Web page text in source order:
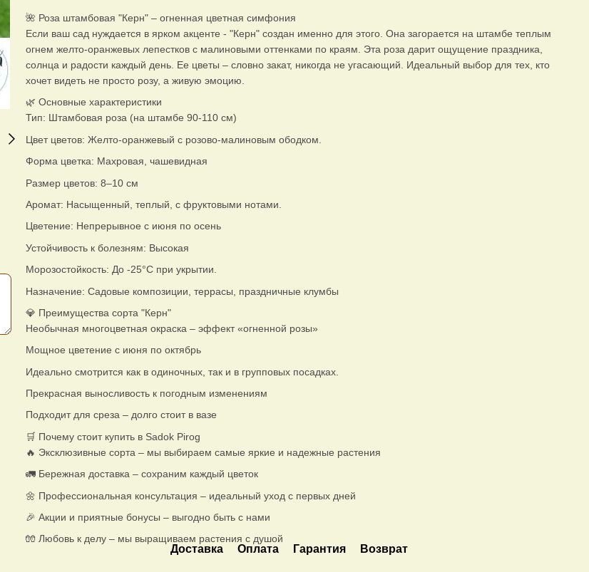
🌺 Роза штамбовая "Керн" – огненная цветная симфония
Если ваш сад нуждается в ярком акценте - "Керн" создан именно для этого. Она загорается на штамбе теплым
огнем желто-оранжевых лепестков с малиновыми оттенками по краям. Эта роза дарит ощущение праздника,
солнца и радости каждый день. Ее цветы – словно закат, никогда не угасающий. Идеальный выбор для тех, кто
хочет видеть не просто розу, а живую эмоцию.
🌿 Основные характеристики
Тип: Штамбовая роза (на штамбе 90-110 см)
Цвет цветов: Желто-оранжевый с розово-малиновым ободком.
Форма цветка: Махровая, чашевидная
Размер цветов: 8–10 см
Аромат: Насыщенный, теплый, с фруктовыми нотами.
Цветение: Непрерывное с июня по осень
Устойчивость к болезням: Высокая
Морозостойкость: До -25°C при укрытии.
Назначение: Садовые композиции, террасы, праздничные клумбы
💎 Преимущества сорта "Керн"
Необычная многоцветная окраска – эффект «огненной розы»
Мощное цветение с июня по октябрь
Идеально смотрится как в одиночных, так и в групповых посадках.
Прекрасная выносливость к погодным изменениям
Подходит для среза – долго стоит в вазе
🛒 Почему стоит купить в Sadok Pirog
🔥 Эксклюзивные сорта – мы выбираем самые яркие и надежные растения
🚛 Бережная доставка – сохраним каждый цветок
🌼 Профессиональная консультация – идеальный уход с первых дней
🎉 Акции и приятные бонусы – выгодно быть с нами
🧤 Любовь к делу – мы выращиваем растения с душой
Доставка Оплата Гарантия Возврат